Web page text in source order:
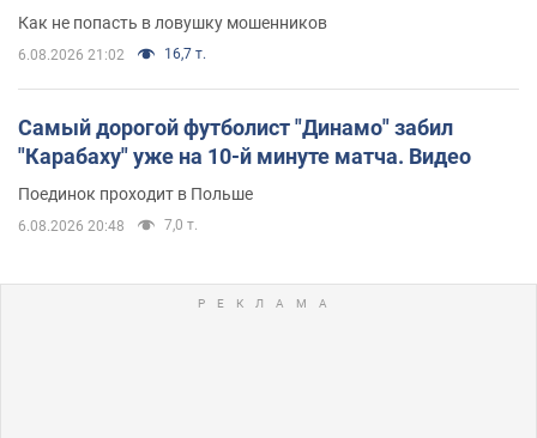
Как не попасть в ловушку мошенников
6.08.2026 21:02 16,7 т.
Самый дорогой футболист "Динамо" забил
"Карабаху" уже на 10-й минуте матча. Видео
Поединок проходит в Польше
6.08.2026 20:48 7,0 т.